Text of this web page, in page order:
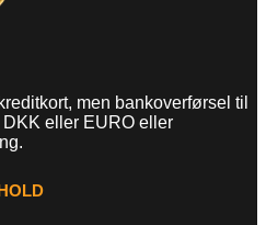
men bankoverførsel til
eller EURO eller